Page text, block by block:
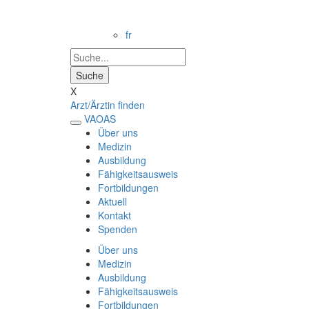
fr
X
Arzt/Ärztin finden
VAOAS
Über uns
Medizin
Ausbildung
Fähigkeitsausweis
Fortbildungen
Aktuell
Kontakt
Spenden
Über uns
Medizin
Ausbildung
Fähigkeitsausweis
Fortbildungen